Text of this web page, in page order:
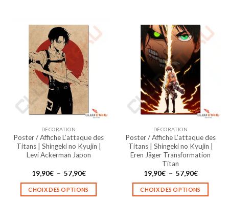
a
plusieurs
variations.
Les
options
peuvent
être
choisies
sur
page
du
produit
a
plusieurs
variations.
Les
options
peuvent
être
choisies
sur
page
du
produit
DÉCORATION
Poster / Affiche L’attaque des
Titans | Shingeki no Kyujin |
Levi Ackerman Japon
19,90€ – 57,90€Plage
prix :
19,90€
CHOIX DES OPTIONS
DÉCORATION
Poster / Affiche L’attaque des
Titans | Shingeki no Kyujin |
Eren Jäger Transformation
Titan
19,90€ – 57,90€Plage
prix :
19,90€
CHOIX DES OPTIONS